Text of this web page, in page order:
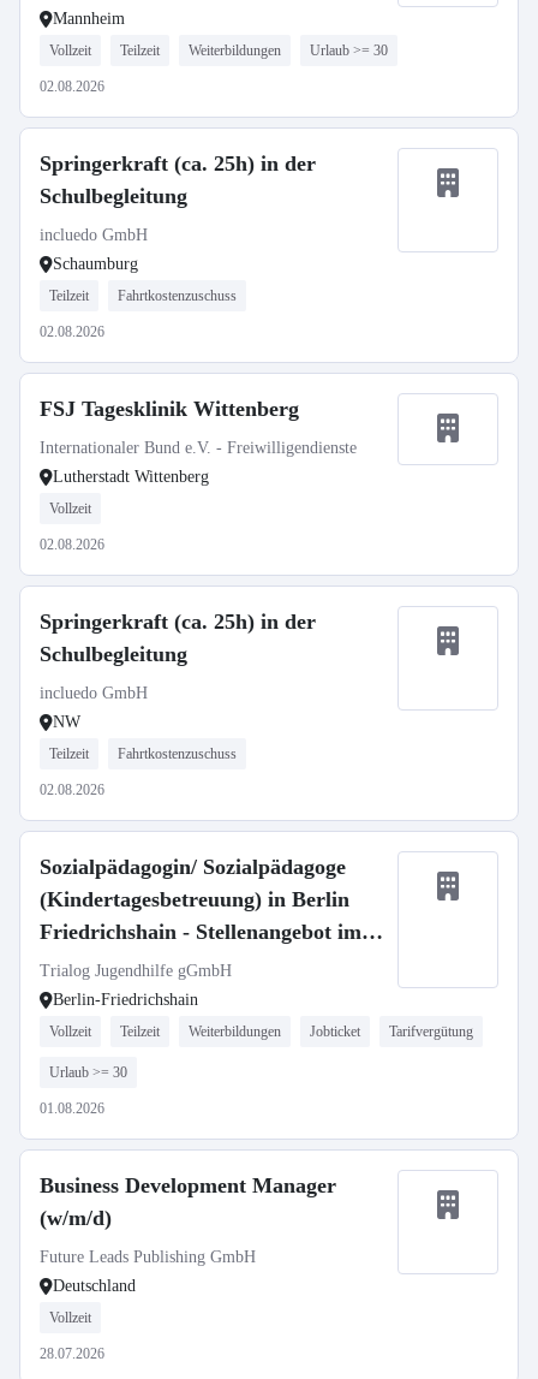
Mannheim
Vollzeit Teilzeit Weiterbildungen Urlaub >= 30
02.08.2026
Springerkraft (ca. 25h) in der
Schulbegleitung
incluedo GmbH
Schaumburg
Teilzeit Fahrtkostenzuschuss
02.08.2026
FSJ Tagesklinik Wittenberg
Internationaler Bund e.V. - Freiwilligendienste
Lutherstadt Wittenberg
Vollzeit
02.08.2026
Springerkraft (ca. 25h) in der
Schulbegleitung
incluedo GmbH
NW
Teilzeit Fahrtkostenzuschuss
02.08.2026
Sozialpädagogin/ Sozialpädagoge
(Kindertagesbetreuung) in Berlin
Friedrichshain - Stellenangebot im
Stellenmarkt Bildung
Trialog Jugendhilfe gGmbH
Berlin-Friedrichshain
Vollzeit Teilzeit Weiterbildungen Jobticket Tarifvergütung
Urlaub >= 30
01.08.2026
Business Development Manager
(w/m/d)
Future Leads Publishing GmbH
Deutschland
Vollzeit
28.07.2026